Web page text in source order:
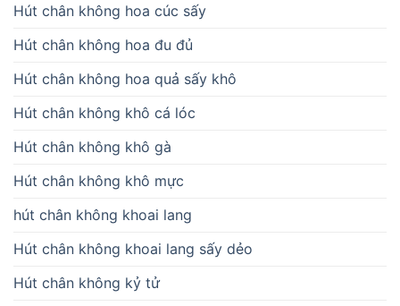
Hút chân không hoa cúc sấy
Hút chân không hoa đu đủ
Hút chân không hoa quả sấy khô
Hút chân không khô cá lóc
Hút chân không khô gà
Hút chân không khô mực
hút chân không khoai lang
Hút chân không khoai lang sấy dẻo
Hút chân không kỷ tử